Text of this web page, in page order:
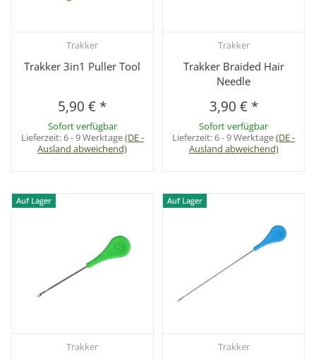
Trakker
Trakker 3in1 Puller Tool
5,90 € *
Sofort verfügbar
Lieferzeit:6 - 9 Werktage(DE -
Ausland abweichend)
Trakker
Trakker Braided Hair
Needle
3,90 € *
Sofort verfügbar
Lieferzeit:6 - 9 Werktage(DE -
Ausland abweichend)
Auf Lager
Trakker
Auf Lager
Trakker